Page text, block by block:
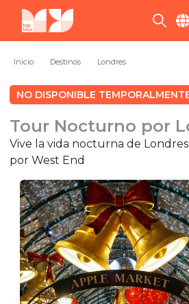
Inicio Destinos Londres
NO DISPONIBLE
Tour Nocturno por
Vive la vida nocturna de
por West End